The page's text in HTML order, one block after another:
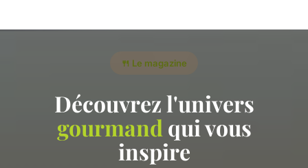
🍴 Le magazine
Découvrez l'univers
gourmand qui vous
inspire